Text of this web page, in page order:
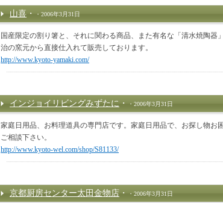
山喜 ・ ・2006年3月31日
国産限定の割り箸と、それに関わる商品、また有名な「清水焼陶器
治の窯元から直接仕入れて販売しております。
http://www.kyoto-yamaki.com/
インジョイリビングみずたに ・ ・2006年3月31日
家庭日用品、お料理道具の専門店です。家庭日用品で、お探し物お
ご相談下さい。
http://www.kyoto-wel.com/shop/S81133/
京都厨房センター太田金物店 ・ ・2006年3月31日